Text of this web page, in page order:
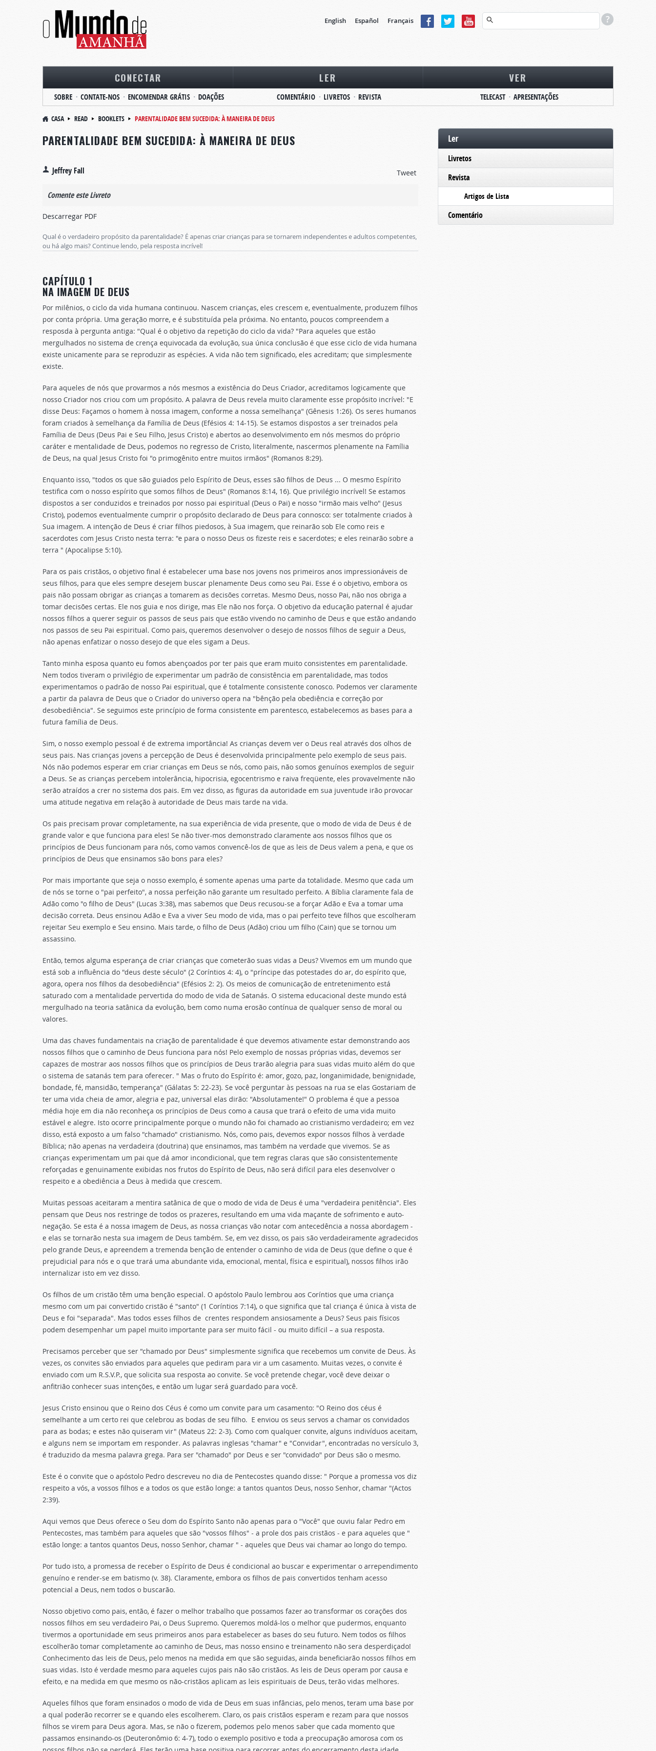
English Español Français
CONECTAR
SOBRE CONTATE-NOS ENCOMENDAR GRÁTIS DOAÇÕES
LER
COMENTÁRIO LIVRETOS REVISTA
VER
TELECAST APRESENTAÇÕES
CASA READ BOOKLETS PARENTALIDADE BEM SUCEDIDA: À MANEIRA DE DEUS
PARENTALIDADE BEM SUCEDIDA: À MANEIRA DE DEUS
Tweet
Jeffrey Fall
Comente este Livreto
Descarregar PDF
Qual é o verdadeiro propósito da parentalidade? É apenas criar crianças para se tornarem independentes e adultos competentes,
ou há algo mais? Continue lendo, pela resposta incrível!
CAPÍTULO 1
NA IMAGEM DE DEUS
Por milênios, o ciclo da vida humana continuou. Nascem crianças, eles crescem e, eventualmente, produzem filhos
por conta própria. Uma geração morre, e é substituída pela próxima. No entanto, poucos compreendem a
resposda à pergunta antiga: "Qual é o objetivo da repetição do ciclo da vida? "Para aqueles que estão
mergulhados no sistema de crença equivocada da evolução, sua única conclusão é que esse ciclo de vida humana
existe unicamente para se reproduzir as espécies. A vida não tem significado, eles acreditam; que simplesmente
existe.
Para aqueles de nós que provarmos a nós mesmos a existência do Deus Criador, acreditamos logicamente que
nosso Criador nos criou com um propósito. A palavra de Deus revela muito claramente esse propósito incrível: "E
disse Deus: Façamos o homem à nossa imagem, conforme a nossa semelhança" (Gênesis 1:26). Os seres humanos
foram criados à semelhança da Família de Deus (Efésios 4: 14-15). Se estamos dispostos a ser treinados pela
Família de Deus (Deus Pai e Seu Filho, Jesus Cristo) e abertos ao desenvolvimento em nós mesmos do próprio
caráter e mentalidade de Deus, podemos no regresso de Cristo, literalmente, nascermos plenamente na Família
de Deus, na qual Jesus Cristo foi "o primogênito entre muitos irmãos" (Romanos 8:29).
Enquanto isso, "todos os que são guiados pelo Espírito de Deus, esses são filhos de Deus ... O mesmo Espírito
testifica com o nosso espírito que somos filhos de Deus" (Romanos 8:14, 16). Que privilégio incrível! Se estamos
dispostos a ser conduzidos e treinados por nosso pai espiritual (Deus o Pai) e nosso "irmão mais velho" (Jesus
Cristo), podemos eventualmente cumprir o propósito declarado de Deus para connosco: ser totalmente criados à
Sua imagem. A intenção de Deus é criar filhos piedosos, à Sua imagem, que reinarão sob Ele como reis e
sacerdotes com Jesus Cristo nesta terra: "e para o nosso Deus os fizeste reis e sacerdotes; e eles reinarão sobre a
terra " (Apocalipse 5:10).
Para os pais cristãos, o objetivo final é estabelecer uma base nos jovens nos primeiros anos impressionáveis de
seus filhos, para que eles sempre desejem buscar plenamente Deus como seu Pai. Esse é o objetivo, embora os
pais não possam obrigar as crianças a tomarem as decisões corretas. Mesmo Deus, nosso Pai, não nos obriga a
tomar decisões certas. Ele nos guia e nos dirige, mas Ele não nos força. O objetivo da educação paternal é ajudar
nossos filhos a querer seguir os passos de seus pais que estão vivendo no caminho de Deus e que estão andando
nos passos de seu Pai espiritual. Como pais, queremos desenvolver o desejo de nossos filhos de seguir a Deus,
não apenas enfatizar o nosso desejo de que eles sigam a Deus.
Tanto minha esposa quanto eu fomos abençoados por ter pais que eram muito consistentes em parentalidade.
Nem todos tiveram o privilégio de experimentar um padrão de consistência em parentalidade, mas todos
experimentamos o padrão de nosso Pai espiritual, que é totalmente consistente conosco. Podemos ver claramente
a partir da palavra de Deus que o Criador do universo opera na "bênção pela obediência e correção por
desobediência". Se seguimos este princípio de forma consistente em parentesco, estabelecemos as bases para a
futura família de Deus.
Sim, o nosso exemplo pessoal é de extrema importância! As crianças devem ver o Deus real através dos olhos de
seus pais. Nas crianças jovens a percepção de Deus é desenvolvida principalmente pelo exemplo de seus pais.
Nós não podemos esperar em criar crianças em Deus se nós, como pais, não somos genuínos exemplos de seguir
a Deus. Se as crianças percebem intolerância, hipocrisia, egocentrismo e raiva freqüente, eles provavelmente não
serão atraídos a crer no sistema dos pais. Em vez disso, as figuras da autoridade em sua juventude irão provocar
uma atitude negativa em relação à autoridade de Deus mais tarde na vida.
Os pais precisam provar completamente, na sua experiência de vida presente, que o modo de vida de Deus é de
grande valor e que funciona para eles! Se não tiver-mos demonstrado claramente aos nossos filhos que os
princípios de Deus funcionam para nós, como vamos convencê-los de que as leis de Deus valem a pena, e que os
princípios de Deus que ensinamos são bons para eles?
Por mais importante que seja o nosso exemplo, é somente apenas uma parte da totalidade. Mesmo que cada um
de nós se torne o "pai perfeito", a nossa perfeição não garante um resultado perfeito. A Bíblia claramente fala de
Adão como "o filho de Deus" (Lucas 3:38), mas sabemos que Deus recusou-se a forçar Adão e Eva a tomar uma
decisão correta. Deus ensinou Adão e Eva a viver Seu modo de vida, mas o pai perfeito teve filhos que escolheram
rejeitar Seu exemplo e Seu ensino. Mais tarde, o filho de Deus (Adão) criou um filho (Cain) que se tornou um
assassino.
Então, temos alguma esperança de criar crianças que cometerão suas vidas a Deus? Vivemos em um mundo que
está sob a influência do "deus deste século" (2 Coríntios 4: 4), o "príncipe das potestades do ar, do espírito que,
agora, opera nos filhos da desobediência" (Efésios 2: 2). Os meios de comunicação de entretenimento está
saturado com a mentalidade pervertida do modo de vida de Satanás. O sistema educacional deste mundo está
mergulhado na teoria satânica da evolução, bem como numa erosão contínua de qualquer senso de moral ou
valores.
Uma das chaves fundamentais na criação de parentalidade é que devemos ativamente estar demonstrando aos
nossos filhos que o caminho de Deus funciona para nós! Pelo exemplo de nossas próprias vidas, devemos ser
capazes de mostrar aos nossos filhos que os princípios de Deus trarão alegria para suas vidas muito além do que
o sistema de satanás tem para oferecer. " Mas o fruto do Espírito é: amor, gozo, paz, longanimidade, benignidade,
bondade, fé, mansidão, temperança" (Gálatas 5: 22-23). Se você perguntar às pessoas na rua se elas Gostariam de
ter uma vida cheia de amor, alegria e paz, universal elas dirão: "Absolutamente!" O problema é que a pessoa
média hoje em dia não reconheça os princípios de Deus como a causa que trará o efeito de uma vida muito
estável e alegre. Isto ocorre principalmente porque o mundo não foi chamado ao cristianismo verdadeiro; em vez
disso, está exposto a um falso "chamado" cristianismo. Nós, como pais, devemos expor nossos filhos à verdade
Bíblica; não apenas na verdadeira (doutrina) que ensinamos, mas também na verdade que vivemos. Se as
crianças experimentam um pai que dá amor incondicional, que tem regras claras que são consistentemente
reforçadas e genuinamente exibidas nos frutos do Espírito de Deus, não será difícil para eles desenvolver o
respeito e a obediência a Deus à medida que crescem.
Muitas pessoas aceitaram a mentira satânica de que o modo de vida de Deus é uma "verdadeira penitência". Eles
pensam que Deus nos restringe de todos os prazeres, resultando em uma vida maçante de sofrimento e auto-
negação. Se esta é a nossa imagem de Deus, as nossa crianças vão notar com antecedência a nossa abordagem -
e elas se tornarão nesta sua imagem de Deus também. Se, em vez disso, os pais são verdadeiramente agradecidos
pelo grande Deus, e apreendem a tremenda benção de entender o caminho de vida de Deus (que define o que é
prejudicial para nós e o que trará uma abundante vida, emocional, mental, física e espiritual), nossos filhos irão
internalizar isto em vez disso.
Os filhos de um cristão têm uma benção especial. O apóstolo Paulo lembrou aos Coríntios que uma criança
mesmo com um pai convertido cristão é "santo" (1 Coríntios 7:14), o que significa que tal criança é única à vista de
Deus e foi "separada". Mas todos esses filhos de crentes respondem ansiosamente a Deus? Seus pais físicos
podem desempenhar um papel muito importante para ser muito fácil - ou muito difícil – a sua resposta.
Precisamos perceber que ser "chamado por Deus" simplesmente significa que recebemos um convite de Deus. Às
vezes, os convites são enviados para aqueles que pediram para vir a um casamento. Muitas vezes, o convite é
enviado com um R.S.V.P., que solicita sua resposta ao convite. Se você pretende chegar, você deve deixar o
anfitrião conhecer suas intenções, e então um lugar será guardado para você.
Jesus Cristo ensinou que o Reino dos Céus é como um convite para um casamento: "O Reino dos céus é
semelhante a um certo rei que celebrou as bodas de seu filho. E enviou os seus servos a chamar os convidados
para as bodas; e estes não quiseram vir" (Mateus 22: 2-3). Como com qualquer convite, alguns indivíduos aceitam,
e alguns nem se importam em responder. As palavras inglesas "chamar" e "Convidar", encontradas no versículo 3,
é traduzido da mesma palavra grega. Para ser "chamado" por Deus e ser "convidado" por Deus são o mesmo.
Este é o convite que o apóstolo Pedro descreveu no dia de Pentecostes quando disse: " Porque a promessa vos diz
respeito a vós, a vossos filhos e a todos os que estão longe: a tantos quantos Deus, nosso Senhor, chamar "(Actos
2:39).
Aqui vemos que Deus oferece o Seu dom do Espírito Santo não apenas para o "Você" que ouviu falar Pedro em
Pentecostes, mas também para aqueles que são "vossos filhos" - a prole dos pais cristãos - e para aqueles que "
estão longe: a tantos quantos Deus, nosso Senhor, chamar " - aqueles que Deus vai chamar ao longo do tempo.
Por tudo isto, a promessa de receber o Espírito de Deus é condicional ao buscar e experimentar o arrependimento
genuíno e render-se em batismo (v. 38). Claramente, embora os filhos de pais convertidos tenham acesso
potencial a Deus, nem todos o buscarão.
Nosso objetivo como pais, então, é fazer o melhor trabalho que possamos fazer ao transformar os corações dos
nossos filhos em seu verdadeiro Pai, o Deus Supremo. Queremos moldá-los o melhor que pudermos, enquanto
tivermos a oportunidade em seus primeiros anos para estabelecer as bases do seu futuro. Nem todos os filhos
escolherão tomar completamente ao caminho de Deus, mas nosso ensino e treinamento não sera desperdiçado!
Conhecimento das leis de Deus, pelo menos na medida em que são seguidas, ainda beneficiarão nossos filhos em
suas vidas. Isto é verdade mesmo para aqueles cujos pais não são cristãos. As leis de Deus operam por causa e
efeito, e na medida em que mesmo os não-cristãos aplicam as leis espirituais de Deus, terão vidas melhores.
Aqueles filhos que foram ensinados o modo de vida de Deus em suas infâncias, pelo menos, teram uma base por
a qual poderão recorrer se e quando eles escolherem. Claro, os pais cristãos esperam e rezam para que nossos
filhos se virem para Deus agora. Mas, se não o fizerem, podemos pelo menos saber que cada momento que
passamos ensinando-os (Deuteronômio 6: 4-7), todo o exemplo positivo e toda a preocupação amorosa com os
Ler
Livretos
Revista
Artigos de Lista
Comentário